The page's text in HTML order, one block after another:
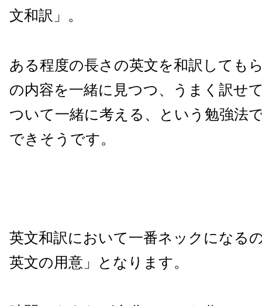
文和訳」。
ある程度の長さの英文を和訳しても
の内容を一緒に見つつ、うまく訳せ
ついて一緒に考える、という勉強法
できそうです。
英文和訳において一番ネックになる
英文の用意」となります。